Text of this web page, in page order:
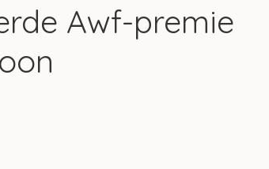
Awf-premie